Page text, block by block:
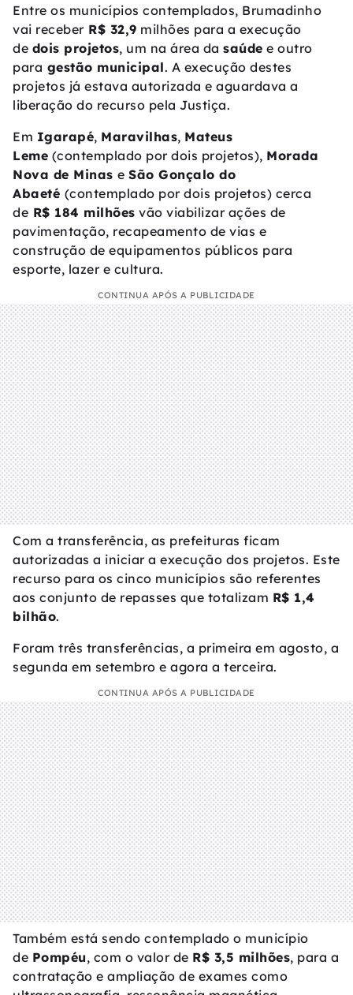
Entre os municípios contemplados, Brumadinho
vai receberR$ 32,9 milhões para a execução
de dois projetos, um na área da saúde e outro
para gestão municipal. A execução destes
projetos já estava autorizada e aguardava a
liberação do recurso pela Justiça.
Em Igarapé, Maravilhas, Mateus
Leme (contemplado por dois projetos), Morada
Nova de Minas e São Gonçalo do
Abaeté (contemplado por dois projetos) cerca
de R$ 184 milhões vão viabilizar ações de
pavimentação, recapeamento de vias e
construção de equipamentos públicos para
esporte, lazer e cultura.
CONTINUA APÓS A PUBLICIDADE
Com a transferência, as prefeituras ficam
autorizadas a iniciar a execução dos projetos. Este
recurso para os cinco municípios são referentes
aos conjunto de repasses que totalizam R$ 1,4
bilhão.
Foram três transferências, a primeira em agosto, a
segunda em setembro e agora a terceira.
CONTINUA APÓS A PUBLICIDADE
Também está sendo contemplado o município
de Pompéu, com o valor de R$ 3,5 milhões, para a
contratação e ampliação de exames como